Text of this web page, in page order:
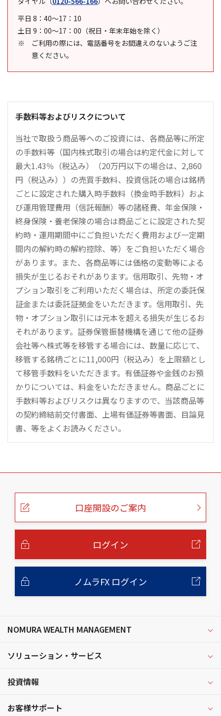
平日 8：40～17：10
土日 9：00～17：00（祝日・年末年始を除く）
ご利用の際には、電話番号をお間違えのないようご注
意ください。
手数料等およびリスクについて
当社で取扱う商品等へのご投資には、各商品等に所定
の手数料等（国内株式取引の場合は約定代金に対して
最大1.43％（税込み）（20万円以下の場合は、2,860
円（税込み））の売買手数料、投資信託の場合は銘柄
ごとに設定された購入時手数料（換金時手数料）およ
び運用管理費用（信託報酬）等の諸経費、年金保険・
終身保険・養老保険の場合は商品ごとに設定された契
約時・運用期間中にご負担いただく費用および一定期
間内の解約時の解約控除、等）をご負担いただく場合
があります。また、各商品等には価格の変動等による
損失が生じるおそれがあります。信用取引、先物・オ
プション取引をご利用いただく場合は、所定の委託保
証金または委託証拠金をいただきます。信用取引、先
物・オプション取引には元本を超える損失が生じるお
それがあります。証券保管振替機構を通じて他の証券
会社等へ株式等を移管する場合には、数量に応じて、
移管する銘柄ごとに11,000円（税込み）を上限額とし
て移管手数料をいただきます。有価証券や金銭のお預
かりについては、料金をいただきません。商品ごとに
手数料等およびリスクは異なりますので、当該商品等
の契約締結前交付書面、上場有価証券等書面、目論見
書、等をよくお読みください。
こ
口座開設のご案内
ログイン
ノムラFX ログイン
NOMURA WEALTH MANAGEMENT
ソリューション・サービス
投資情報
お客様サポート